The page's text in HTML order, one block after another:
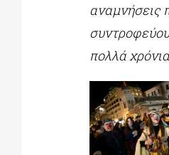
αναμνήσεις
πολλά